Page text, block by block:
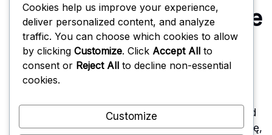
Krok po kroku instrukcje
dotyczące realizacji
kodów
Aby zrealizować kody w Arena of Valor, zacznij od
odwiedzenia oficjalnej strony realizacji. Upewnij się,
Cookies help us improve your experience,
deliver personalized content, and analyze
traffic. You can choose which cookies to allow
by clicking Customize. Click Accept All to
consent or Reject All to decline non-essential
cookies.
Customize